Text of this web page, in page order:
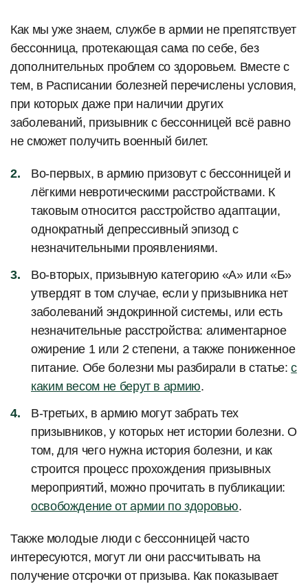
Как мы уже знаем, службе в армии не препятствует
бессонница, протекающая сама по себе, без
дополнительных проблем со здоровьем. Вместе с
тем, в Расписании болезней перечислены условия,
при которых даже при наличии других
заболеваний, призывник с бессонницей всё равно
не сможет получить военный билет.
Во-первых, в армию призовут с бессонницей и
лёгкими невротическими расстройствами. К
таковым относится расстройство адаптации,
однократный депрессивный эпизод с
незначительными проявлениями.
Во-вторых, призывную категорию «А» или «Б»
утвердят в том случае, если у призывника нет
заболеваний эндокринной системы, или есть
незначительные расстройства: алиментарное
ожирение 1 или 2 степени, а также пониженное
питание. Обе болезни мы разбирали в статье:с
каким весом не берут в армию.
В-третьих, в армию могут забрать тех
призывников, у которых нет истории болезни. О
том, для чего нужна история болезни, и как
строится процесс прохождения призывных
мероприятий, можно прочитать в публикации:
освобождение от армии по здоровью.
Также молодые люди с бессонницей часто
интересуются, могут ли они рассчитывать на
получение отсрочки от призыва. Как показывает